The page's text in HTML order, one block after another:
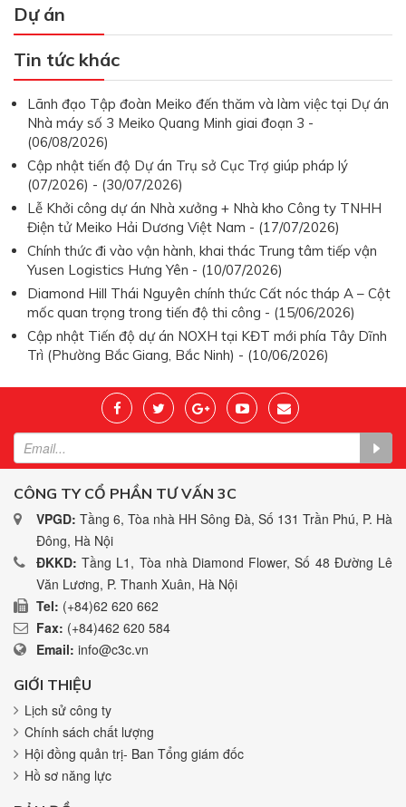
Dự án
Tin tức khác
Lãnh đạo Tập đoàn Meiko đến thăm và làm việc tại Dự án
Nhà máy số 3 Meiko Quang Minh giai đoạn 3 -
(06/08/2026)
Cập nhật tiến độ Dự án Trụ sở Cục Trợ giúp pháp lý
(07/2026) - (30/07/2026)
Lễ Khởi công dự án Nhà xưởng + Nhà kho Công ty TNHH
Điện tử Meiko Hải Dương Việt Nam - (17/07/2026)
Chính thức đi vào vận hành, khai thác Trung tâm tiếp vận
Yusen Logistics Hưng Yên - (10/07/2026)
Diamond Hill Thái Nguyên chính thức Cất nóc tháp A – Cột
mốc quan trọng trong tiến độ thi công - (15/06/2026)
Cập nhật Tiến độ dự án NOXH tại KĐT mới phía Tây Dĩnh
Trì (Phường Bắc Giang, Bắc Ninh) - (10/06/2026)
CÔNG TY CỔ PHẦN TƯ VẤN 3C
VPGD: Tầng 6, Tòa nhà HH Sông Đà, Số 131 Trần Phú, P. Hà
Đông, Hà Nội
ĐKKD: Tầng L1, Tòa nhà Diamond Flower, Số 48 Đường Lê
Văn Lương, P. Thanh Xuân, Hà Nội
Tel: (+84)62 620 662
Fax: (+84)462 620 584
Email: info@c3c.vn
GIỚI THIỆU
Lịch sử công ty
Chính sách chất lượng
Hội đồng quản trị- Ban Tổng giám đốc
Hồ sơ năng lực